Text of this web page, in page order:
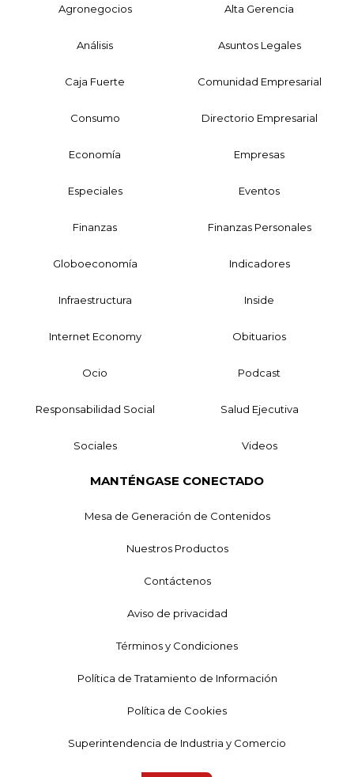
Agronegocios Alta Gerencia
Análisis Asuntos Legales
Caja Fuerte Comunidad Empresarial
Consumo Directorio Empresarial
Economía Empresas
Especiales Eventos
Finanzas Finanzas Personales
Globoeconomía Indicadores
Infraestructura Inside
Internet Economy Obituarios
Ocio Podcast
Responsabilidad Social Salud Ejecutiva
Sociales Videos
MANTÉNGASE CONECTADO
Mesa de Generación de Contenidos
Nuestros Productos
Contáctenos
Aviso de privacidad
Términos y Condiciones
Política de Tratamiento de Información
Política de Cookies
Superintendencia de Industria y Comercio